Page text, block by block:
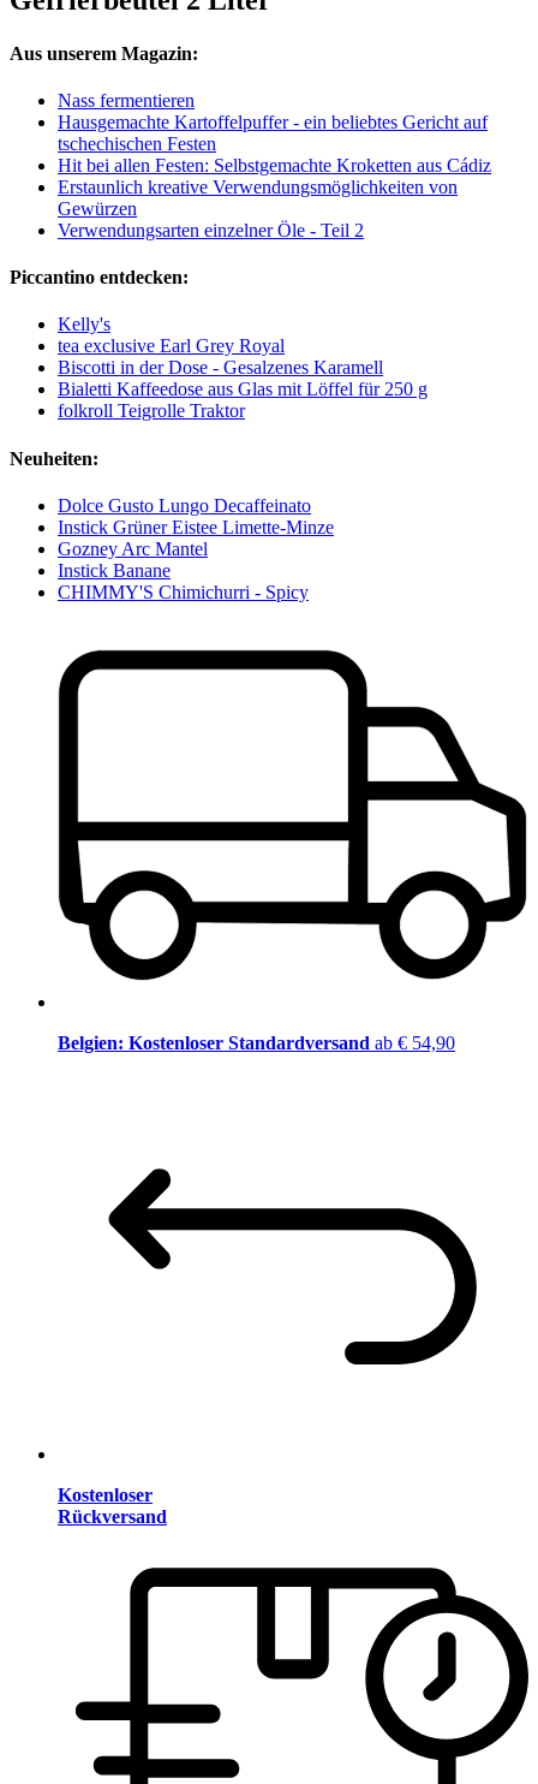
Aus unserem Magazin:
Nass fermentieren
Hausgemachte Kartoffelpuffer - ein beliebtes Gericht auf
tschechischen Festen
Hit bei allen Festen: Selbstgemachte Kroketten aus Cádiz
Erstaunlich kreative Verwendungsmöglichkeiten von
Gewürzen
Verwendungsarten einzelner Öle - Teil 2
Piccantino entdecken:
Kelly's
tea exclusive Earl Grey Royal
Biscotti in der Dose - Gesalzenes Karamell
Bialetti Kaffeedose aus Glas mit Löffel für 250 g
folkroll Teigrolle Traktor
Neuheiten:
Dolce Gusto Lungo Decaffeinato
Instick Grüner Eistee Limette-Minze
Gozney Arc Mantel
Instick Banane
CHIMMY'S Chimichurri - Spicy
Belgien: Kostenloser Standardversand ab € 54,90
Kostenloser
Rückversand